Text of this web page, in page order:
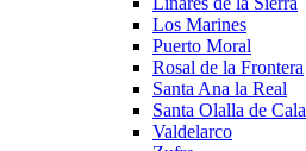
Los Marines
Puerto Moral
Rosal de la Frontera
Santa Ana la Real
Santa Olalla de Cala
Valdelarco